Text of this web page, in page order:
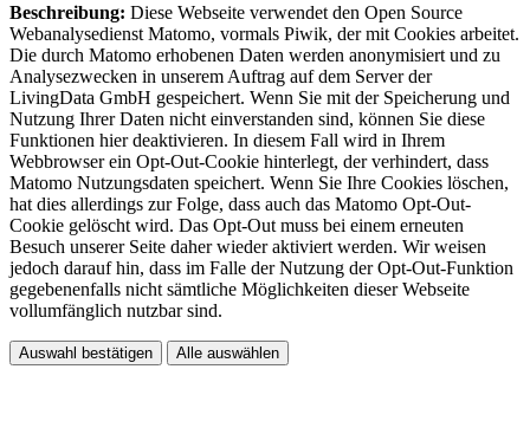
Beschreibung: Diese Webseite verwendet den Open Source
Webanalysedienst Matomo, vormals Piwik, der mit Cookies arbeitet.
Die durch Matomo erhobenen Daten werden anonymisiert und zu
Analysezwecken in unserem Auftrag auf dem Server der
LivingData GmbH gespeichert. Wenn Sie mit der Speicherung und
Nutzung Ihrer Daten nicht einverstanden sind, können Sie diese
Funktionen hier deaktivieren. In diesem Fall wird in Ihrem
Webbrowser ein Opt-Out-Cookie hinterlegt, der verhindert, dass
Matomo Nutzungsdaten speichert. Wenn Sie Ihre Cookies löschen,
hat dies allerdings zur Folge, dass auch das Matomo Opt-Out-
Cookie gelöscht wird. Das Opt-Out muss bei einem erneuten
Besuch unserer Seite daher wieder aktiviert werden. Wir weisen
jedoch darauf hin, dass im Falle der Nutzung der Opt-Out-Funktion
gegebenenfalls nicht sämtliche Möglichkeiten dieser Webseite
vollumfänglich nutzbar sind.
Auswahl bestätigen Alle auswählen